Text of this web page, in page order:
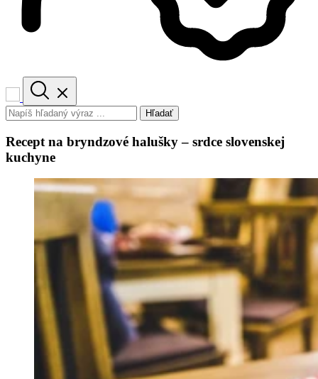
Hľadať
Recept na bryndzové halušky – srdce slovenskej
kuchyne